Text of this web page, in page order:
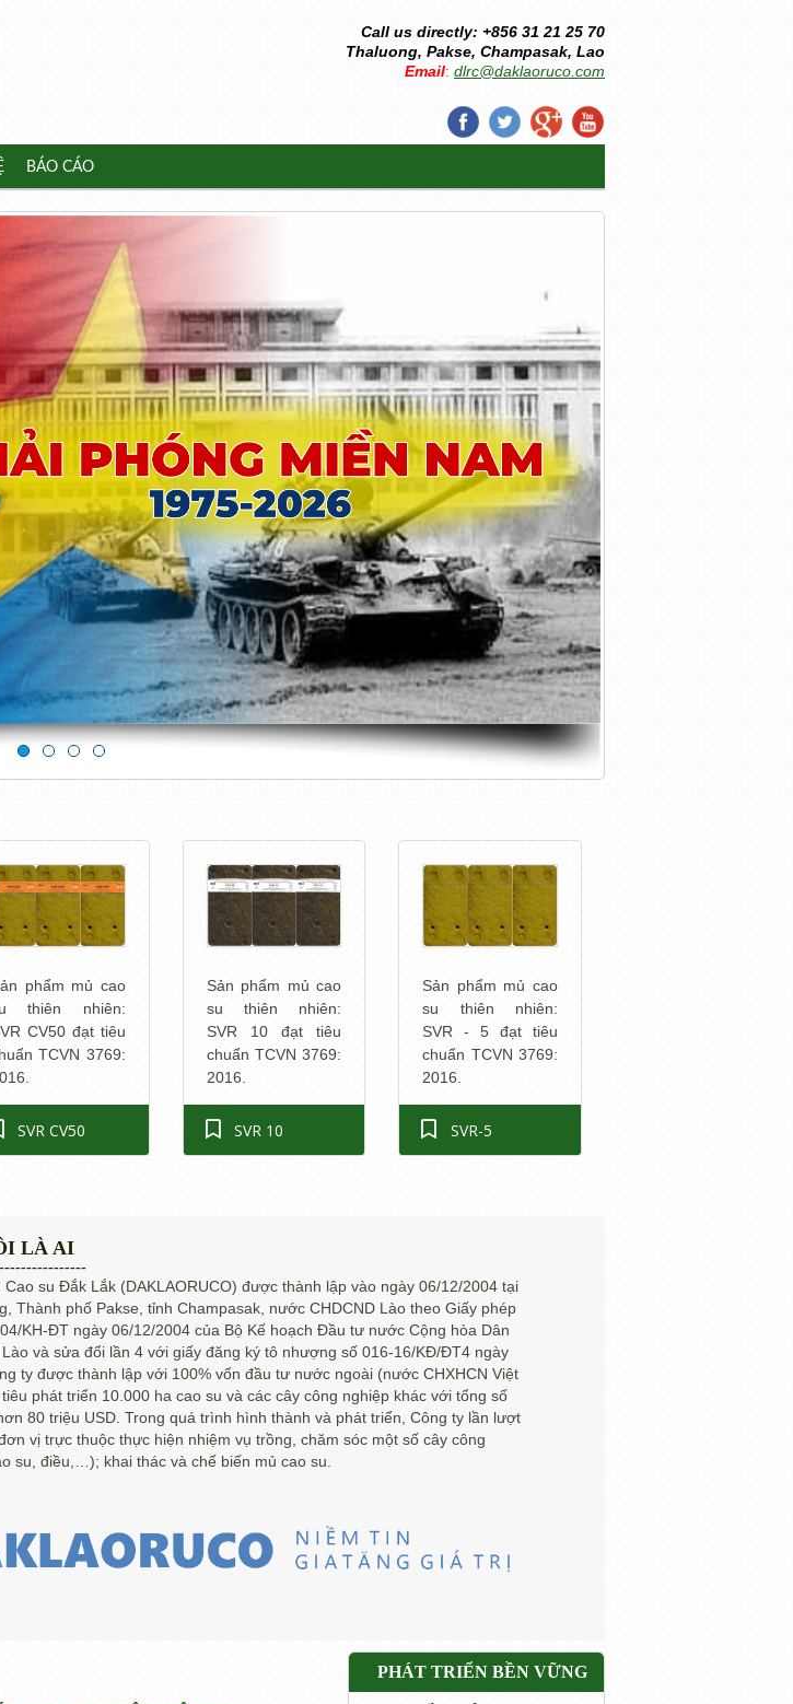
Call us directly: +856 31 21 25 70
Thaluong, Pakse, Champasak, Lao
Email: dlrc@daklaoruco.com
BÁO CÁO
phẩm mủ cao
thiên nhiên:
CV50 đạt tiêu
TCVN 3769:
SVR CV50
Sản phẩm mủ cao
su thiên nhiên:
SVR 10 đạt tiêu
chuẩn TCVN 3769:
2016.
SVR 10
Sản phẩm mủ cao
su thiên nhiên:
SVR - 5 đạt tiêu
chuẩn TCVN 3769:
2016.
SVR-5
LÀ AI
Cao su Đắk Lắk (DAKLAORUCO) được thành lập vào ngày 06/12/2004 tại
Thành phố Pakse, tỉnh Champasak, nước CHDCND Lào theo Giấy phép
KH-ĐT ngày 06/12/2004 của Bộ Kế hoạch Đầu tư nước Cộng hòa Dân
và sửa đổi lần 4 với giấy đăng ký tô nhượng số 016-16/KĐ/ĐT4 ngày
ty được thành lập với 100% vốn đầu tư nước ngoài (nước CHXHCN Việt
phát triển 10.000 ha cao su và các cây công nghiệp khác với tổng số
80 triệu USD. Trong quá trình hình thành và phát triển, Công ty lần lượt
vị trực thuộc thực hiện nhiệm vụ trồng, chăm sóc một số cây công
su, điều,…); khai thác và chế biến mủ cao su.
PHÁT TRIỂN BỀN VỮNG